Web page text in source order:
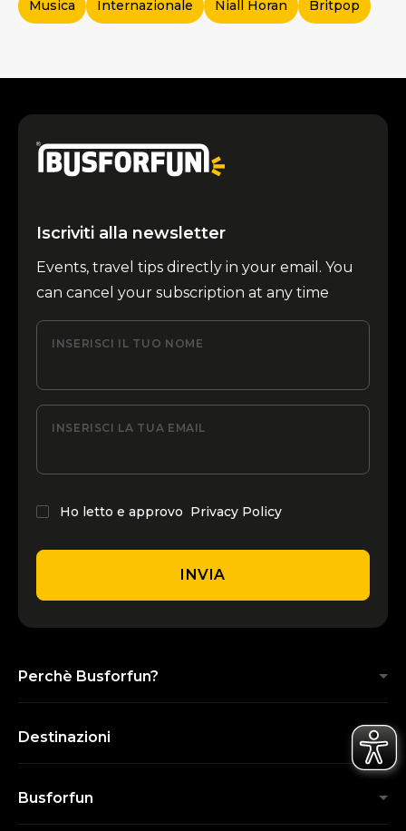
Musica Internazionale Niall Horan Britpop
Iscriviti alla newsletter
Events, travel tips directly in your email. You
can cancel your subscription at any time
INSERISCI IL TUO NOME
INSERISCI LA TUA EMAIL
Ho letto e approvo Privacy Policy
INVIA
Perchè Busforfun?
Destinazioni
Busforfun